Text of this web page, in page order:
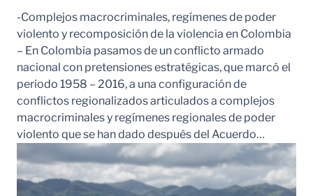
-Complejos macrocriminales, regímenes de poder
violento y recomposición de la violencia en Colombia
– En Colombia pasamos de un conflicto armado
nacional con pretensiones estratégicas, que marcó el
periodo 1958 – 2016, a una configuración de
conflictos regionalizados articulados a complejos
macrocriminales y regímenes regionales de poder
violento que se han dado después del Acuerdo…